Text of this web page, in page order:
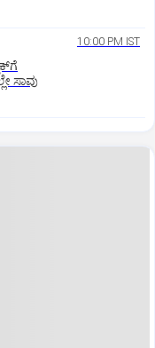
10:00 PM IST
ಸಾವು